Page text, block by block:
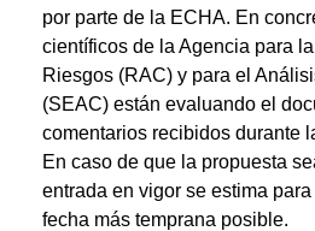
por parte de la ECHA. En
científicos de la Agencia para
Riesgos (RAC) y para el
(SEAC) están evaluando el
comentarios recibidos durante
En caso de que la propuesta
entrada en vigor se estima
fecha más temprana posible.